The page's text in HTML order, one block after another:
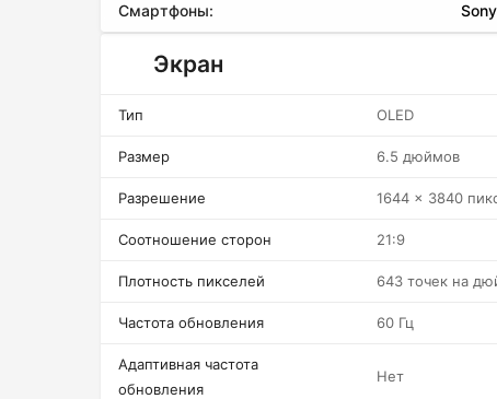
Смартфоны:
Экран
Тип OLED
Размер 6.5 дюймов
Разрешение 1644 x 3840
Соотношение сторон 21:9
Плотность пикселей 643 точек на
Частота обновления 60 Гц
Адаптивная частота
обновления
Нет